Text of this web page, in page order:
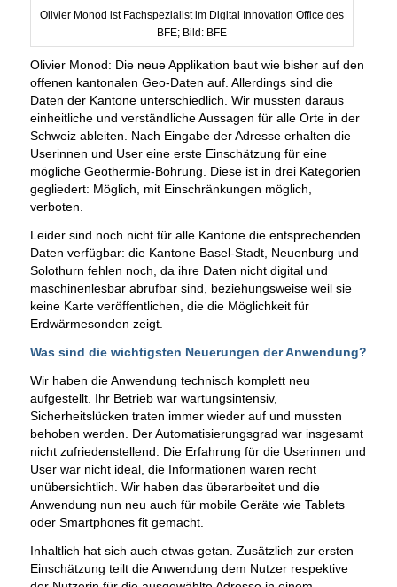
Olivier Monod ist Fachspezialist im Digital Innovation Office des
BFE; Bild: BFE
Olivier Monod: Die neue Applikation baut wie bisher auf den
offenen kantonalen Geo-Daten auf. Allerdings sind die
Daten der Kantone unterschiedlich. Wir mussten daraus
einheitliche und verständliche Aussagen für alle Orte in der
Schweiz ableiten. Nach Eingabe der Adresse erhalten die
Userinnen und User eine erste Einschätzung für eine
mögliche Geothermie-Bohrung. Diese ist in drei Kategorien
gegliedert: Möglich, mit Einschränkungen möglich,
verboten.
Leider sind noch nicht für alle Kantone die entsprechenden
Daten verfügbar: die Kantone Basel-Stadt, Neuenburg und
Solothurn fehlen noch, da ihre Daten nicht digital und
maschinenlesbar abrufbar sind, beziehungsweise weil sie
keine Karte veröffentlichen, die die Möglichkeit für
Erdwärmesonden zeigt.
Was sind die wichtigsten Neuerungen der Anwendung?
Wir haben die Anwendung technisch komplett neu
aufgestellt. Ihr Betrieb war wartungsintensiv,
Sicherheitslücken traten immer wieder auf und mussten
behoben werden. Der Automatisierungsgrad war insgesamt
nicht zufriedenstellend. Die Erfahrung für die Userinnen und
User war nicht ideal, die Informationen waren recht
unübersichtlich. Wir haben das überarbeitet und die
Anwendung nun neu auch für mobile Geräte wie Tablets
oder Smartphones fit gemacht.
Inhaltlich hat sich auch etwas getan. Zusätzlich zur ersten
Einschätzung teilt die Anwendung dem Nutzer respektive